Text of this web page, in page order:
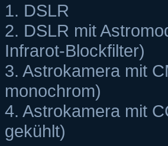
1. DSLR
2. DSLR mit
Infrarot-Blockfilter)
3. Astrokamera mit
monochrom)
4. Astrokamera mit
gekühlt)